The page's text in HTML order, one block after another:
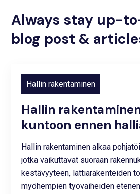
Always stay up-
blog post &
Hallin
kuntoon ennen
Hallin rakentaminen
Hallin rakentaminen alkaa
jotka vaikuttavat suoraan
kestävyyteen, lattiarakenteiden
myöhempien työvaiheiden